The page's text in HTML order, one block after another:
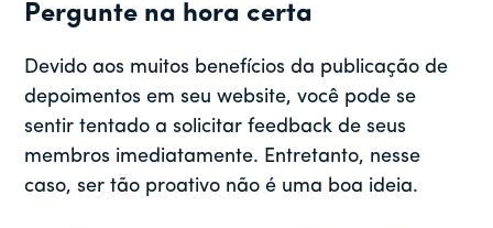
Pergunte na hora certa
Devido aos muitos benefícios da publicação de
depoimentos em seu website, você pode se
sentir tentado a solicitar feedback de seus
membros imediatamente. Entretanto, nesse
caso, ser tão proativo não é uma boa ideia.